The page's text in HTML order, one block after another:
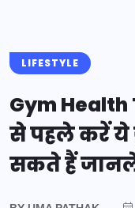
LIFESTYLE
Gym
से पहले करें ये
सकते हैं